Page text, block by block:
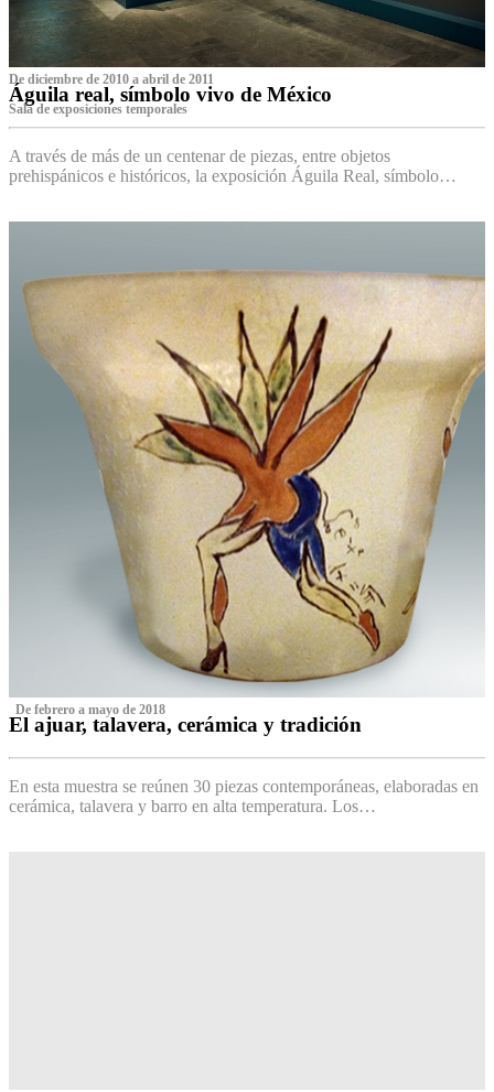
De diciembre de 2010 a abril de 2011
Águila real, símbolo vivo de México
Sala de exposiciones temporales
A través de más de un centenar de piezas, entre objetos
prehispánicos e históricos, la exposición Águila Real, símbolo…
‌ De febrero a mayo de 2018
El ajuar, talavera, cerámica y tradición
En esta muestra se reúnen 30 piezas contemporáneas, elaboradas en
cerámica, talavera y barro en alta temperatura. Los…